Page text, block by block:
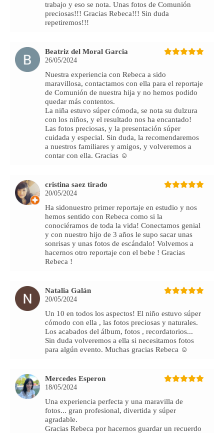
trabajo y eso se nota. Unas fotos de Comunión
preciosas!!! Gracias Rebeca!!! Sin duda
repetiremos!!!
Beatriz del Moral Garcia
26/05/2024
Nuestra experiencia con Rebeca a sido
maravillosa, contactamos con ella para el reportaje
de Comunión de nuestra hija y no hemos podido
quedar más contentos.
La niña estuvo súper cómoda, se nota su dulzura
con los niños, y el resultado nos ha encantado!
Las fotos preciosas, y la presentación súper
cuidada y especial. Sin duda, la recomendaremos
a nuestros familiares y amigos, y volveremos a
contar con ella. Gracias ☺️
cristina saez tirado
20/05/2024
Ha sidonuestro primer reportaje en estudio y nos
hemos sentido con Rebeca como si la
conociéramos de toda la vida! Conectamos genial
y con nuestro hijo de 3 años le supo sacar unas
sonrisas y unas fotos de escándalo! Volvemos a
hacernos otro reportaje con el bebe ! Gracias
Rebeca !
Natalia Galán
20/05/2024
Un 10 en todos los aspectos! El niño estuvo súper
cómodo con ella , las fotos preciosas y naturales.
Los acabados del álbum, fotos , recordatorios...
Sin duda volveremos a ella si necesitamos fotos
para algún evento. Muchas gracias Rebeca ☺️
Mercedes Esperon
18/05/2024
Una experiencia perfecta y una maravilla de
fotos... gran profesional, divertida y súper
agradable.
Gracias Rebeca por hacernos guardar un recuerdo